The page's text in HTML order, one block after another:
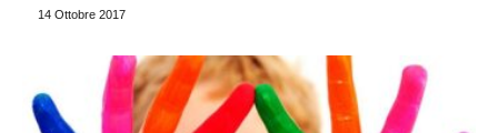
14 Ottobre 2017